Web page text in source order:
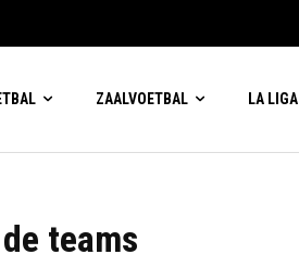
FIFA-baas
ZAALVOETBAL LA LIGA
teams